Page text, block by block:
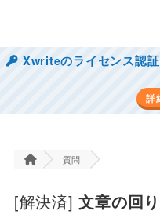
Xwriteのライセンス認
詳
質問
[解決済] 文章の回